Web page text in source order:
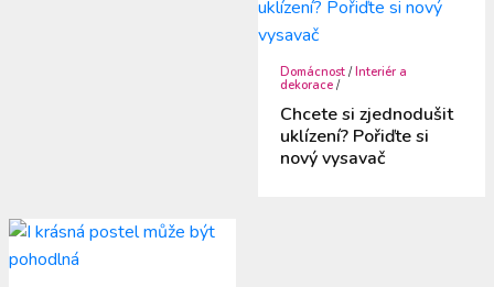
Domácnost /Interiér a
dekorace /
Chcete si zjednodušit
uklízení? Pořiďte si
nový vysavač